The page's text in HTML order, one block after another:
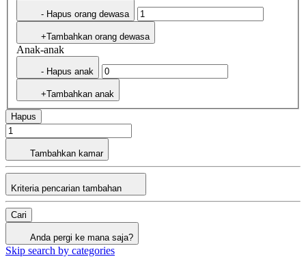
- Hapus orang dewasa
+Tambahkan orang dewasa
Anak-anak
- Hapus anak
+Tambahkan anak
Hapus
Tambahkan kamar
Kriteria pencarian tambahan
Cari
Anda pergi ke mana saja?
Skip search by categories